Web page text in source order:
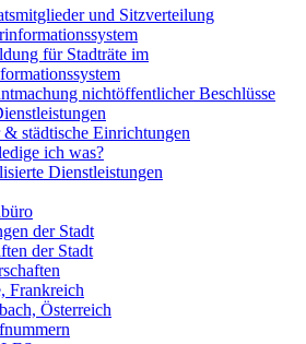
und Sitzverteilung
für Stadträte im
nichtöffentlicher Beschlüsse
städtische Einrichtungen
ich was?
Dienstleistungen
der Stadt
der Stadt
Frankreich
Österreich